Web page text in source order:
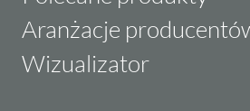
Aranżacje
Wizualizator